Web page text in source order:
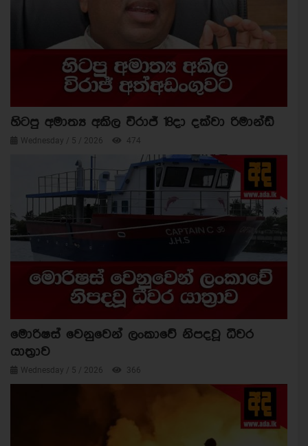
හිටපු අමාත්‍ය අකිල විරාජ් 18දා දක්වා රිමාන්ඩ්
Wednesday / 5 / 2026 474
මොරිෂස් වෙනුවෙන් ලංකාවේ නිපදවූ ධීවර
යාත්‍රාව
Wednesday / 5 / 2026 366